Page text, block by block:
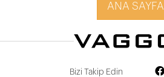
ANA SAYFA
Bizi Takip Edin